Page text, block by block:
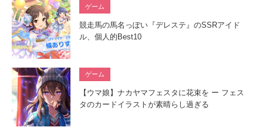
ゲーム
競走馬の馬名っぽい『デレステ』のSSRアイド
ル、個人的Best10
ゲーム
【ウマ娘】ナカヤマフェスタに花束を ー フェス
タのカードイラストが素晴らし過ぎる